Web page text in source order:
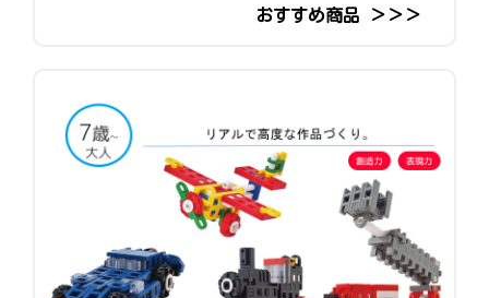
おすすめ商品 ＞＞＞